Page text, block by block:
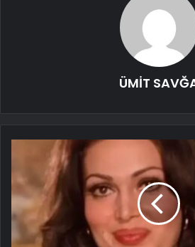
ÜMİT